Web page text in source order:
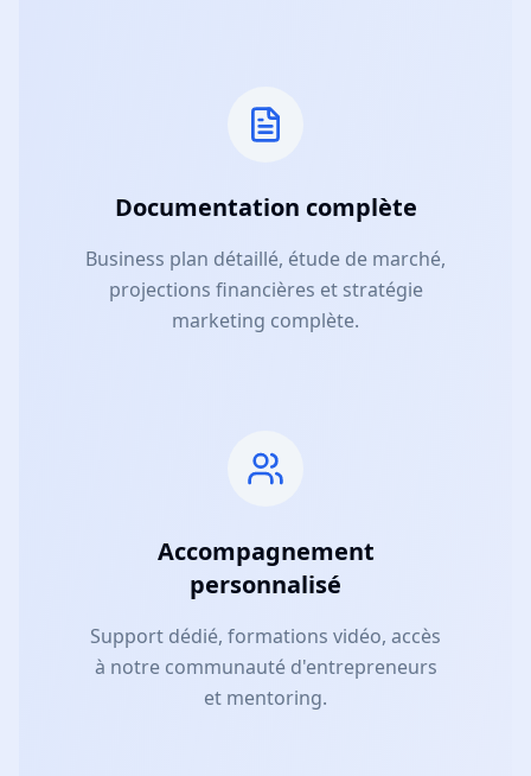
Documentation complète
Business plan détaillé, étude de marché,
projections financières et stratégie
marketing complète.
Accompagnement
personnalisé
Support dédié, formations vidéo, accès
à notre communauté d'entrepreneurs
et mentoring.